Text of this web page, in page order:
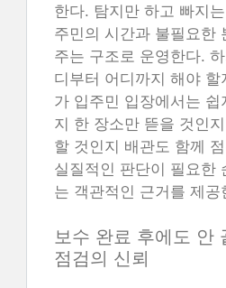
한다. 탐지만 하고 빠지
주민의 시간과 불필요한
주는 구조로 운영한다.
디부터 어디까지 해야 할
가 입주민 입장에서는 쉽
지 한 장소만 뜯을 것인
할 것인지 배관도 함께
실질적인 판단이 필요한
는 객관적인 근거를 제공
보수 완료 후에도 안
점검의 신뢰